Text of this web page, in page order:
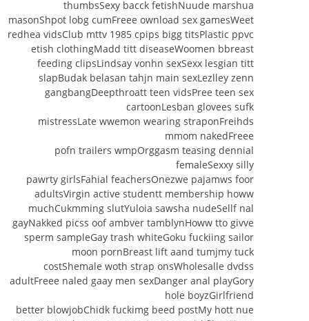
thumbsSexy bacck fetishNuude marshua
masonShpot lobg cumFreee ownload sex gamesWeet
redhea vidsClub mttv 1985 cpips bigg titsPlastic ppvc
etish clothingMadd titt diseaseWoomen bbreast
feeding clipsLindsay vonhn sexSexx lesgian titt
slapBudak belasan tahjn main sexLezlley zenn
gangbangDeepthroatt teen vidsPree teen sex
cartoonLesban glovees sufk
mistressLate wwemon wearing straponFreihds
mmom nakedFreee
pofn trailers wmpOrggasm teasing dennial
femaleSexxy silly
pawrty girlsFahial feachersOnezwe pajamws foor
adultsVirgin active studentt membership howw
muchCukmming slutYuloia sawsha nudeSellf nal
gayNakked picss oof ambver tamblynHoww tto givve
sperm sampleGay trash whiteGoku fuckiing sailor
moon pornBreast lift aand tumjmy tuck
costShemale woth strap onsWholesalle dvdss
adultFreee naled gaay men sexDanger anal playGory
hole boyzGirlfriend
better blowjobChidk fuckimg beed postMy hott nue